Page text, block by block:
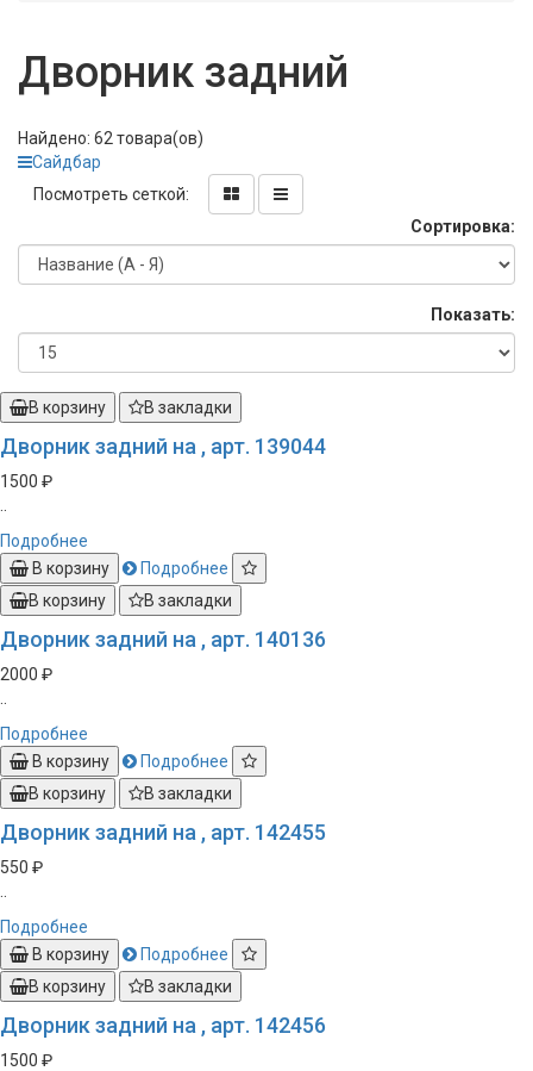
Дворник задний
Найдено: 62 товара(ов)
Сайдбар
Посмотреть сеткой:
Сортировка:
Показать:
В корзину В закладки
Дворник задний на , арт. 139044
1500 ₽
..
Подробнее
В корзину
Подробнее
В корзину
В закладки
Дворник задний на , арт. 140136
2000 ₽
..
Подробнее
В корзину
Подробнее
В корзину
В закладки
Дворник задний на , арт. 142455
550 ₽
..
Подробнее
В корзину
Подробнее
В корзину
В закладки
Дворник задний на , арт. 142456
1500 ₽